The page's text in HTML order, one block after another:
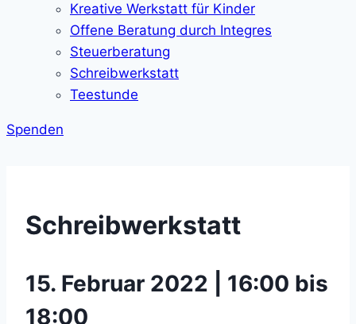
Kreative Werkstatt für Kinder
Offene Beratung durch Integres
Steuerberatung
Schreibwerkstatt
Teestunde
Spenden
Schreibwerkstatt
15. Februar 2022 | 16:00 bis
18:00